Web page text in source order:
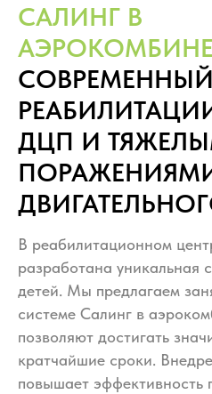
САЛИНГ В
ДЦП И
В реабилитационном
разработана уникальная
детей. Мы предлагаем
системе Салинг в
позволяют достигать
кратчайшие сроки.
повышает эффективность